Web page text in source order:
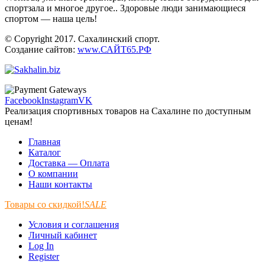
спортзала и многое другое.. Здоровые люди занимающиеся
спортом — наша цель!
© Copyright 2017. Сахалинский спорт.
Создание сайтов: www.САЙТ65.РФ
FacebookInstagramVK
Реализация спортивных товаров на Сахалине по доступным
ценам!
Главная
Каталог
Доставка — Оплата
О компании
Наши контакты
Товары со скидкой!SALE
Условия и соглашения
Личный кабинет
Log In
Register